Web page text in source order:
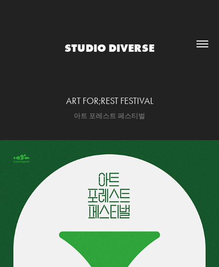
STUDIO DIVERSE
ART FOR;REST FESTIVAL
아트 포레스트 페스티벌